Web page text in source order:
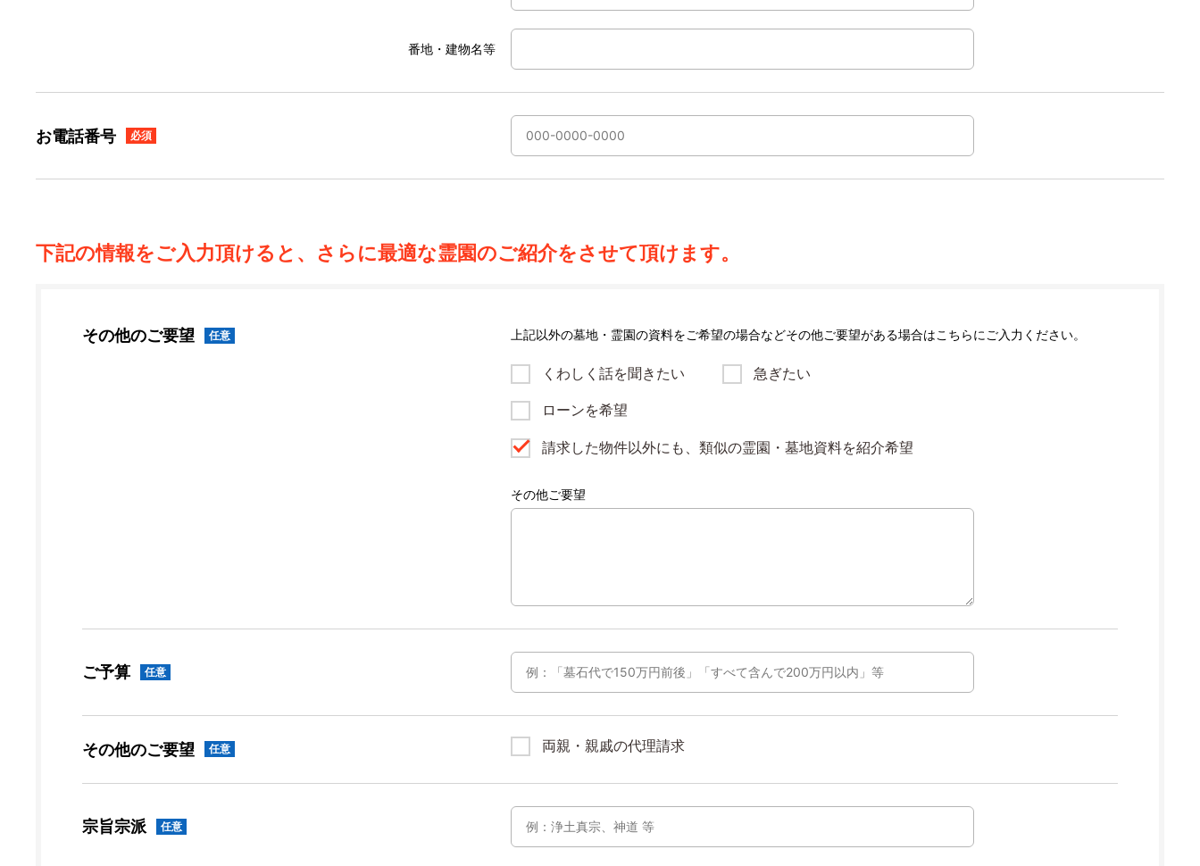
番地・建物名等
お電話番号 必須
下記の情報をご入力頂けると、さらに最適な霊園のご紹介をさせて頂けます。
その他のご要望 任意 上記以外の墓地・霊園の資料をご希望の場合などその他ご要望がある場合はこちらにご入力ください。
くわしく話を聞きたい 急ぎたい
ローンを希望
請求した物件以外にも、類似の霊園・墓地資料を紹介希望
その他ご要望
ご予算 任意
その他のご要望 任意 両親・親戚の代理請求
宗旨宗派 任意